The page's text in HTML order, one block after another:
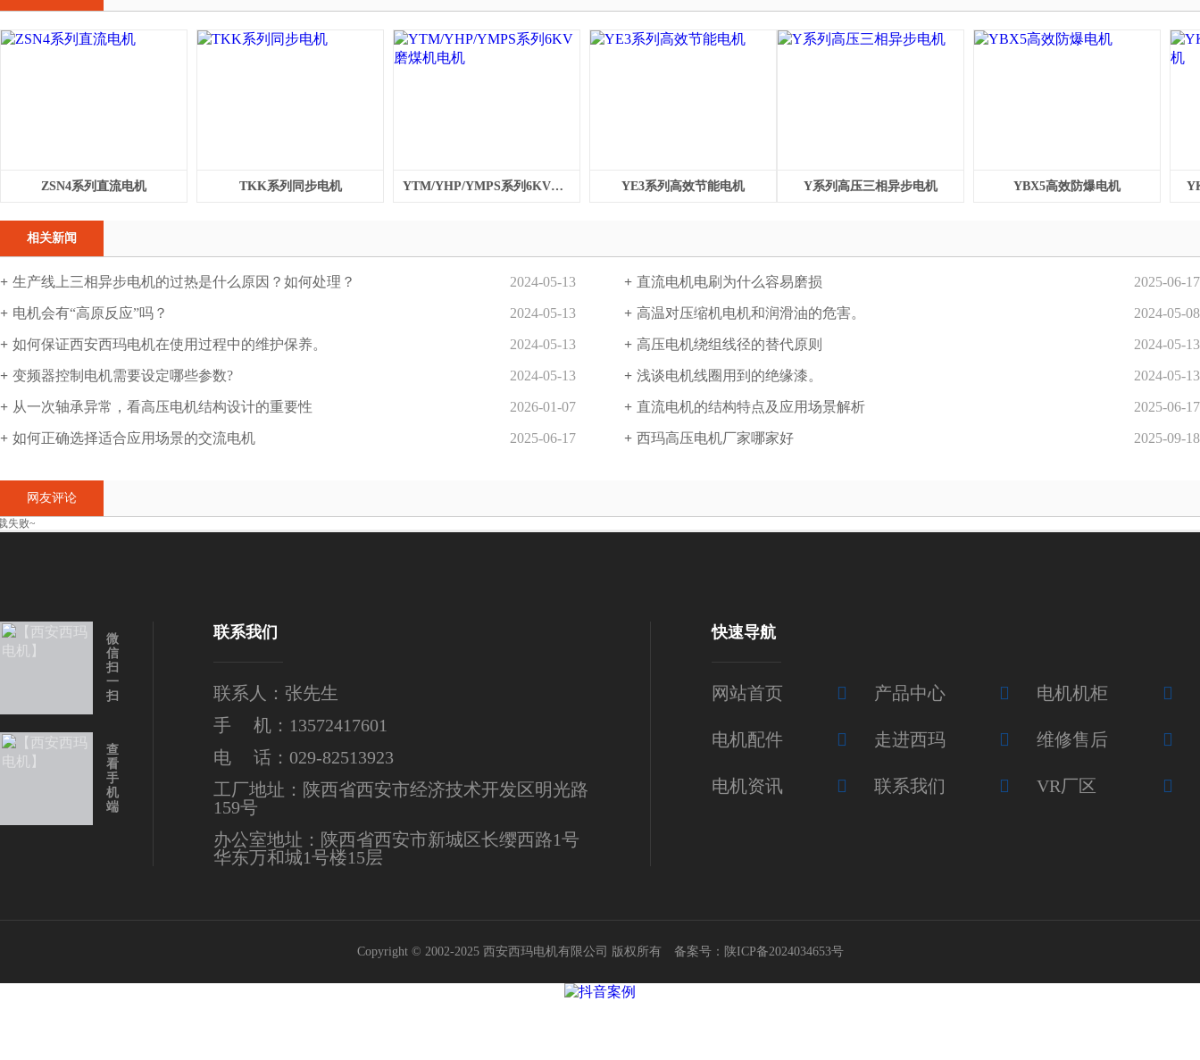
ZSN4系列直流电机 TKK系列同步电机 YTM/YHP/YMPS系列6KV磨煤机电机 YE3系列高效节能电机 Y系列高压三相异步电机 YBX5高效防爆电机
相关新闻
生产线上三相异步电机的过热是什么原因？如何处理？ 2024-05-13 直流电机电刷为什么容易磨损 2025-06-17
电机会有“高原反应”吗？ 2024-05-13 高温对压缩机电机和润滑油的危害。 2024-05-08
如何保证西安西玛电机在使用过程中的维护保养。 2024-05-13 高压电机绕组线径的替代原则 2024-05-13
变频器控制电机需要设定哪些参数? 2024-05-13 浅谈电机线圈用到的绝缘漆。 2024-05-13
从一次轴承异常，看高压电机结构设计的重要性 2026-01-07 直流电机的结构特点及应用场景解析 2025-06-17
如何正确选择适合应用场景的交流电机 2025-06-17 西玛高压电机厂家哪家好 2025-09-18
网友评论
失败~
微
信
扫
一
扫
查
看
手
机
端
联系我们
联系人：张先生
手 机：13572417601
电 话：029-82513923
工厂地址：陕西省西安市经济技术开发区明光路
159号
办公室地址：陕西省西安市新城区长缨西路1号
华东万和城1号楼15层
快速导航
网站首页 产品中心 电机机柜
电机配件 走进西玛 维修售后
电机资讯 联系我们 VR厂区
Copyright © 2002-2025 西安西玛电机有限公司 版权所有 备案号： 陕ICP备2024034653号